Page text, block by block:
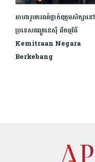
អាហារូបករណ៍ថ្នាក់ឧត្ដមសិក្សានៅ
ប្រទេសឥណ្ឌូនេស៊ី ពីកម្មវិធី
Kemitraan Negara
Berkebang